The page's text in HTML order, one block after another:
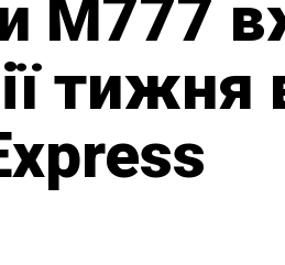
M777
тижня